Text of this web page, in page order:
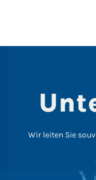
Wir leiten Sie